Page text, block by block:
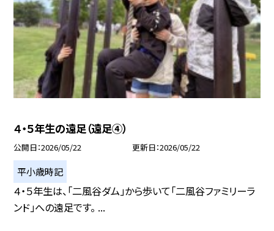
４・５年生の遠足（遠足④）
公開日 2026/05/22 更新日 2026/05/22
平小歳時記
４・５年生は、「二風谷ダム」から歩いて「二風谷ファミリーラ
ンド」への遠足です。 ...